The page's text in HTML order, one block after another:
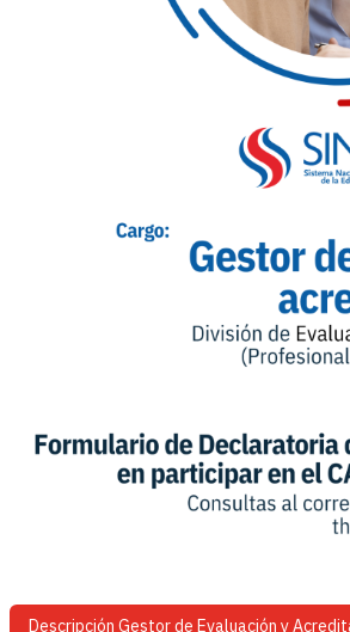
Descripción Gestor de Evaluación y